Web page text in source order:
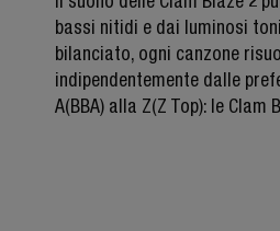
bassi nitidi e dai luminosi
bilanciato, ogni canzone
indipendentemente dalle
A(BBA) alla Z(Z Top): le Clam